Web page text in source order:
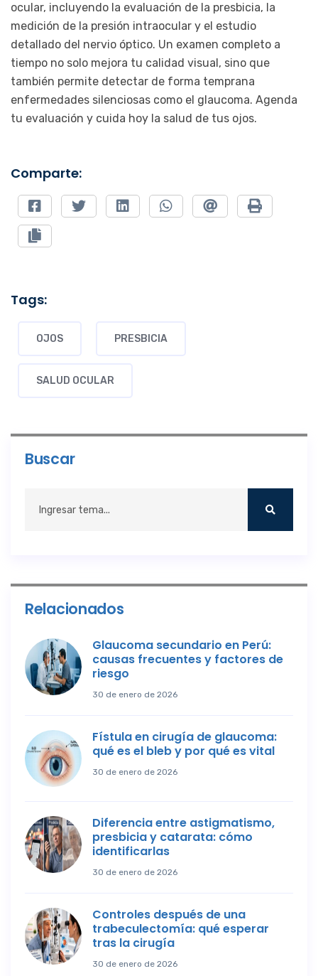
ocular, incluyendo la evaluación de la presbicia, la
medición de la presión intraocular y el estudio
detallado del nervio óptico. Un examen completo a
tiempo no solo mejora tu calidad visual, sino que
también permite detectar de forma temprana
enfermedades silenciosas como el glaucoma. Agenda
tu evaluación y cuida hoy la salud de tus ojos.
Comparte:
Tags:
OJOS PRESBICIA
SALUD OCULAR
Buscar
Relacionados
Glaucoma secundario en Perú:
causas frecuentes y factores de
riesgo
30 de enero de 2026
Fístula en cirugía de glaucoma:
qué es el bleb y por qué es vital
30 de enero de 2026
Diferencia entre astigmatismo,
presbicia y catarata: cómo
identificarlas
30 de enero de 2026
Controles después de una
trabeculectomía: qué esperar
tras la cirugía
30 de enero de 2026